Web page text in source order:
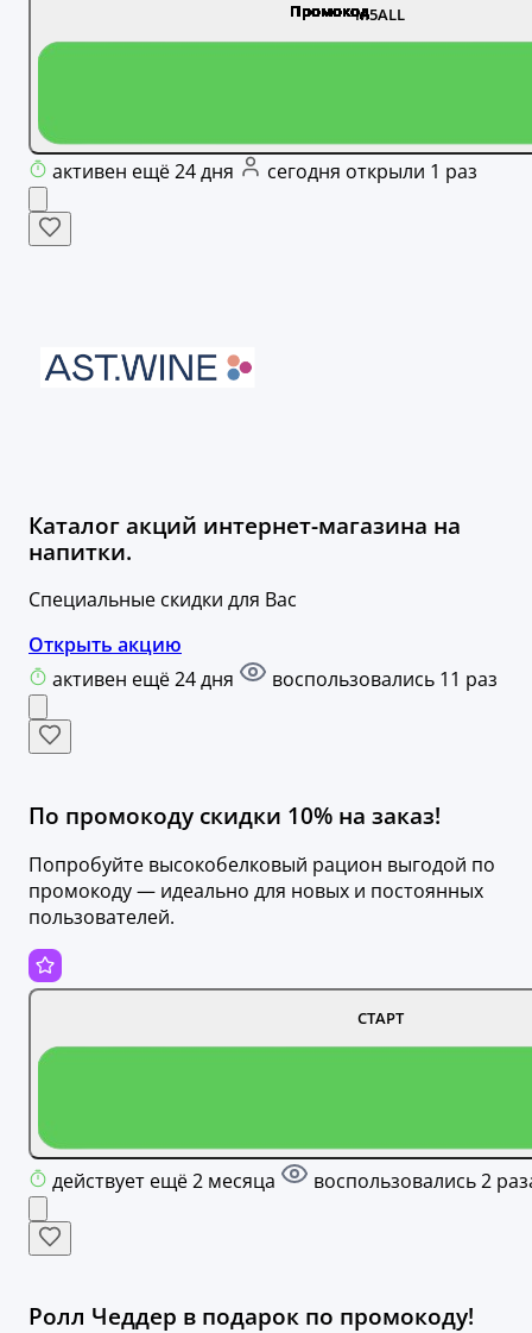
M5ALL
активен ещё 24 дня сегодня открыли 1 раз
Каталог акций интернет-магазина на
напитки.
Специальные скидки для Вас
Открыть акцию
активен ещё 24 дня
воспользовались 11 раз
По промокоду скидки 10% на заказ!
Попробуйте высокобелковый рацион выгодой по
промокоду — идеально для новых и постоянных
пользователей.
СТАРТ
действует ещё 2 месяца воспользовались 2
Ролл Чеддер в подарок по промокоду!